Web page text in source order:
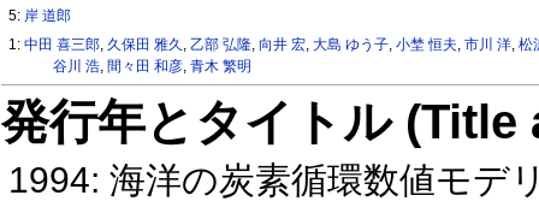
5: 岸 道郎
1:中田 喜三郎, 久保田 雅久 ,乙部 弘隆,向井 宏,大島 ゆう子,小埜 恒夫,市川 洋,松
谷川 浩, 間々田 和彦, 青木 繁明
発行年とタイトル
1994: 海洋の炭素循環数値モデ